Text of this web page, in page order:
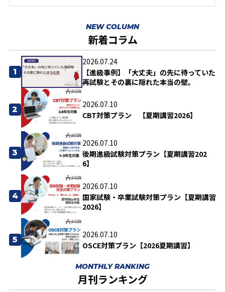
NEW COLUMN
新着コラム
1
2026.07.24
【進級事例】「大丈夫」の先に待っていた
再試験とその裏に隠れた本当の壁。
2
2026.07.10
CBT対策プラン 【夏期講習2026】
3
2026.07.10
後期進級試験対策プラン【夏期講習202
6】
4
2026.07.10
国家試験・卒業試験対策プラン【夏期講習
2026】
5
2026.07.10
OSCE対策プラン【2026夏期講習】
MONTHLY RANKING
月刊ランキング